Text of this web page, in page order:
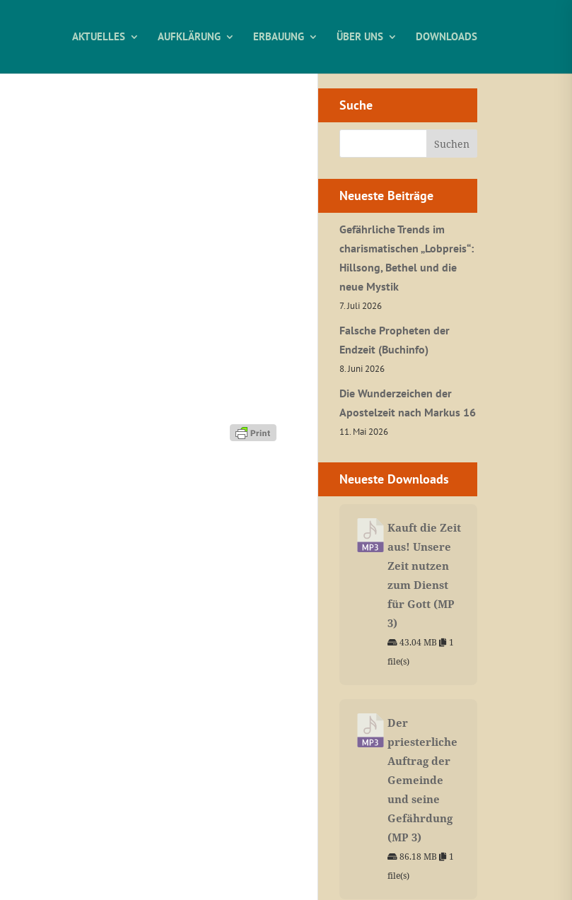
AKTUELLES AUFKLÄRUNG ERBAUUNG ÜBER UNS DOWNLOADS
Suche
Neueste Beiträge
Gefährliche Trends im
charismatischen „Lobpreis“:
Hillsong, Bethel und die
neue Mystik
7. Juli 2026
Falsche Propheten der
Endzeit (Buchinfo)
8. Juni 2026
Die Wunderzeichen der
Apostelzeit nach Markus 16
11. Mai 2026
Neueste Downloads
Kauft die Zeit
aus! Unsere
Zeit nutzen
zum Dienst
für Gott (MP
3)
43.04 MB
1
file(s)
Der
priesterliche
Auftrag der
Gemeinde
und seine
Gefährdung
(MP 3)
86.18 MB
1
file(s)